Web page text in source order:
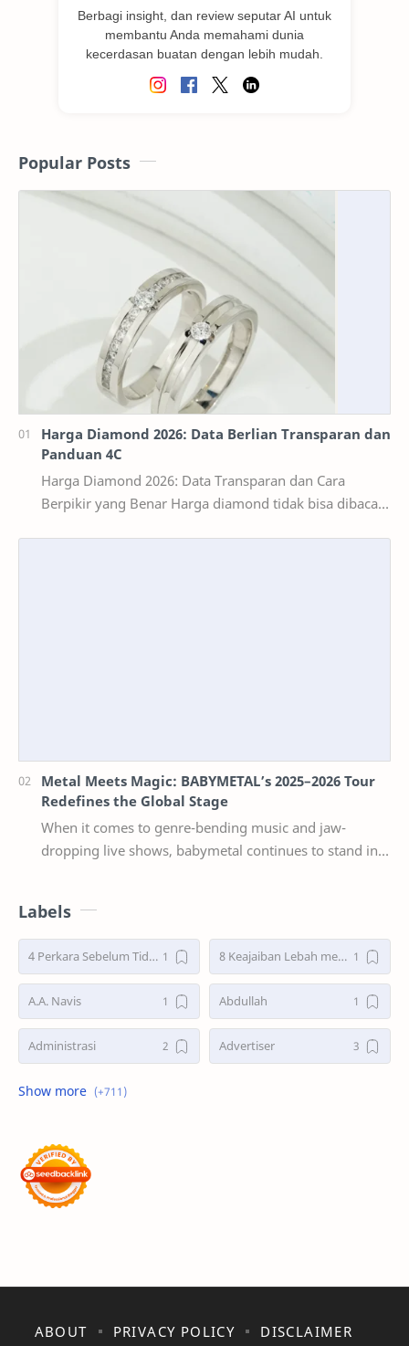
Berbagi insight, dan review seputar AI untuk
membantu Anda memahami dunia
kecerdasan buatan dengan lebih mudah.
Popular Posts
Harga Diamond 2026: Data Berlian Transparan dan
Panduan 4C
Harga Diamond 2026: Data Transparan dan Cara
Berpikir yang Benar Harga diamond tidak bisa dibaca
Metal Meets Magic: BABYMETAL’s 2025–2026 Tour
Redefines the Global Stage
When it comes to genre-bending music and jaw-
dropping live shows, babymetal continues to stand in a
Labels
4 Perkara Sebelum Tidur 8 Keajaiban Lebah menurut Al-Qur’an part 2
A.A. Navis Abdullah
Administrasi Advertiser
Advertorial
Akhirat
ABOUT PRIVACY POLICY
DISCLAIMER